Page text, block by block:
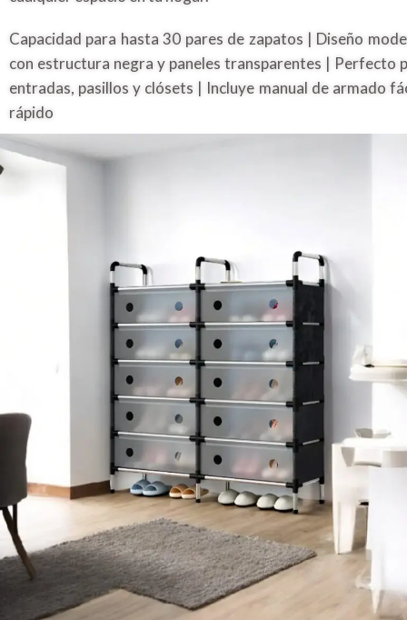
Capacidad para hasta 30 pares de zapatos | Diseño
con estructura negra y paneles transparentes | Perfecto
entradas, pasillos y clósets | Incluye manual de armado
rápido